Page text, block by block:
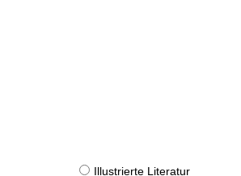
Illustrierte Literatur